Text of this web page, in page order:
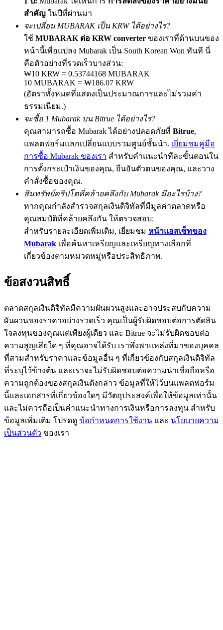
Precious Metals Trading Carnival
Trade Gold & Silver · 33,333 USDT Bonus
USDT New User Exclusive 10% APR
USDT Flexible Staking | Daily Rewards
New Listing Futures Fest
Trade New Futures, Win 200,000 USDT
Crypto World Cup 2026: Grand Finale
77,777+3k Rewards
กิจกรรมเพิ่มเติม
รับรางวัลและสิทธิพิเศษสุดพิเศษ
ศูนย์รางวัล
เข้าสู่ระบบลงชื่อ
สำคัญ ในปีที่ผ่านมา
จะเปลี่ยน MUBARAK เป็น KRW ได้อย่างไร?
ใช้ MUBARAK ต่อ KRW converter ของเราที่ด้านบนของ
หน้านี้เพื่อแปลง Mubarak เป็น South Korean Won ทันที นี่
คือตัวอย่างที่รวดเร็วบางส่วน:
₩10 KRW = 0.53744168 MUBARAK
10 MUBARAK = ₩186.07 KRW
(อัตราทั้งหมดที่แสดงเป็นประมาณการและไม่รวมค่า
ธรรมเนียม.)
จะซื้อ 1 Mubarak บน Bitrue ได้อย่างไร?
คุณสามารถซื้อ Mubarak ได้อย่างปลอดภัยที่ Bitrue,
แพลตฟอร์มแลกเปลี่ยนแบบรวมศูนย์ชั้นนำ. เยี่ยมชมคู่มือ
การซื้อ Mubarak ของเรา สำหรับคำแนะนำทีละขั้นตอนใน
การตั้งกระเป๋าเงินของคุณ, ยืนยันตัวตนของคุณ, และวาง
คำสั่งซื้อของคุณ.
สินทรัพย์คริปโตที่คล้ายคลึงกับ Mubarak มีอะไรบ้าง?
หากคุณกำลังสำรวจสกุลเงินดิจิทัลที่มีมูลค่าตลาดหรือ
คุณสมบัติที่คล้ายคลึงกัน ให้ตรวจสอบ:
สำหรับรายละเอียดเพิ่มเติม, เยี่ยมชม หน้าแอสเซ็ทของ
Mubarak เพื่อค้นหาเหรียญและเหรียญทางเลือกที่
เกี่ยวข้องตามหมวดหมู่หรือประสิทธิภาพ.
ข้อสงวนสิทธิ์
ตลาดสกุลเงินดิจิทัลมีความผันผวนสูงและอาจประสบกับความ
ผันผวนของราคาอย่างรวดเร็ว คุณเป็นผู้รับผิดชอบต่อการตัดสิน
ใจลงทุนของคุณแต่เพียงผู้เดียว และ Bitrue จะไม่รับผิดชอบต่อ
ความสูญเสียใด ๆ ที่คุณอาจได้รับ เราพึ่งพาแหล่งที่มาของบุคคล
ที่สามสำหรับราคาและข้อมูลอื่น ๆ ที่เกี่ยวข้องกับสกุลเงินดิจิทัล
ที่ระบุไว้ข้างต้น และเราจะไม่รับผิดชอบต่อความน่าเชื่อถือหรือ
ความถูกต้องของสกุลเงินดังกล่าว ข้อมูลที่ให้ไว้บนแพลตฟอร์ม
นี้และเอกสารที่เกี่ยวข้องใดๆ มีวัตถุประสงค์เพื่อให้ข้อมูลเท่านั้น
และไม่ควรถือเป็นคำแนะนำทางการเงินหรือการลงทุน สำหรับ
ข้อมูลเพิ่มเติม โปรดดู ข้อกำหนดการใช้งาน และ นโยบายความ
เป็นส่วนตัว ของเรา